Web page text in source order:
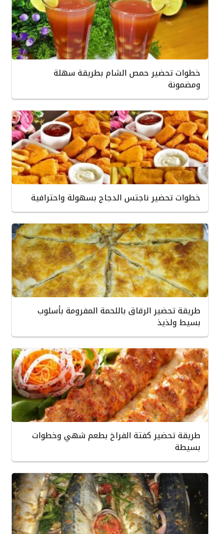
خطوات تحضير حمص الشام بطريقة سهلة
ومضمونة
خطوات تحضير ناجتس الدجاج بسهولة واحترافية
طريقة تحضير الرقاق باللحمة المفرومة بأسلوب
بسيط ولذيذ
طريقة تحضير كفتة الفراخ بطعم شهي وخطوات
بسيطة